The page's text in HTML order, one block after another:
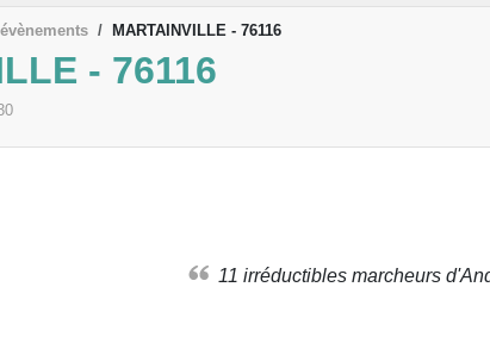
MARTAINVILLE - 76116
- 76116
11 irréductibles marcheurs